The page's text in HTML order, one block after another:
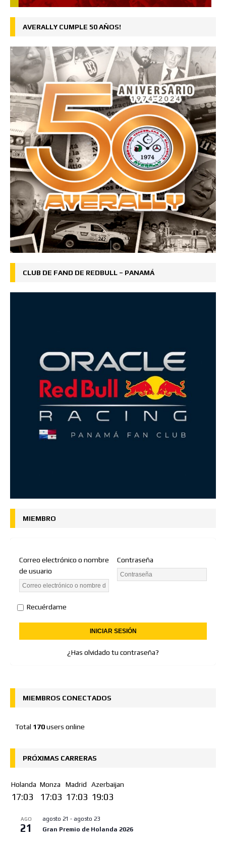
AVERALLY CUMPLE 50 AÑOS!
CLUB DE FAND DE REDBULL – PANAMÁ
MIEMBRO
Correo electrónico o nombre
de usuario
Contraseña
Recuérdame
¿Has olvidado tu contraseña?
MIEMBROS CONECTADOS
Total 170users online
PRÓXIMAS CARRERAS
Holanda
17:03
Monza
17:03
Madrid
17:03
Azerbaijan
19:03
AGO
21
agosto 21 - agosto 23
Gran Premio de Holanda 2026